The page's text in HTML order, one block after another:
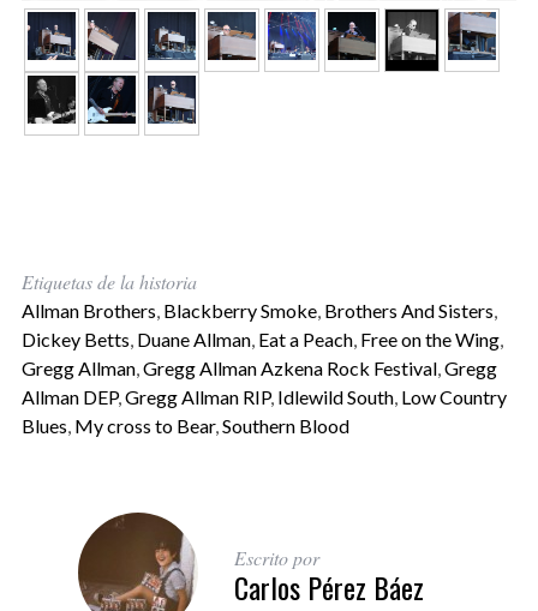
Etiquetas de la historia
Allman Brothers, Blackberry Smoke, Brothers And Sisters,
Dickey Betts, Duane Allman, Eat a Peach, Free on the Wing,
Gregg Allman,Gregg Allman Azkena Rock Festival,Gregg
Allman DEP,Gregg Allman RIP, Idlewild South, Low Country
Blues, My cross to Bear,Southern Blood
Escrito por
Carlos Pérez Báez